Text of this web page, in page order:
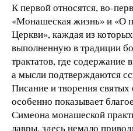
К первой относятся, во-
«Монашеская жизнь» и «О
Церкви», каждая из
выполненную в традиции
трактатов, где содержание
а мысли подтверждаются
Писание и творения
особенно показывает
Симеона монашеской
лавры, здесь немало